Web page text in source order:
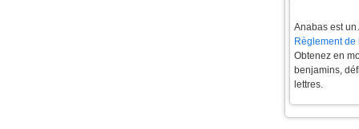
Anabas est
Règlement de
Obtenez en
benjamins,
lettres.